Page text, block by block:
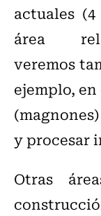
actuales
área
veremos
ejemplo, en
y procesar
Otras